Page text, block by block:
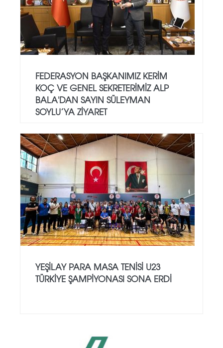
FEDERASYON BAŞKANIMIZ KERIM
KOÇ VE GENEL SEKRETERIMIZ ALP
BALA'DAN SAYIN SÜLEYMAN
SOYLU’YA ZIYARET
YEŞILAY PARA MASA TENISI U23
TÜRKIYE ŞAMPIYONASI SONA ERDI